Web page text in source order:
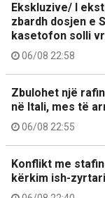
Ekskluzive/ I
zbardh dosjen e
kasetofon solli
06/08 22:58
Zbulohet një
në Itali, mes të
06/08 22:55
Konflikt me
kërkim ish-